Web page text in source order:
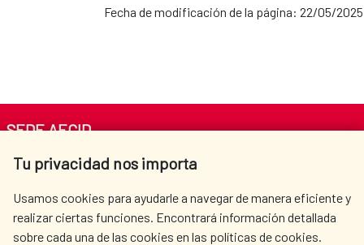
Fecha de modificación de la página: 22/05/2025
Tu privacidad nos importa
Usamos cookies para ayudarle a navegar de manera eficiente y
realizar ciertas funciones. Encontrará información detallada
sobre cada una de las cookies en las políticas de cookies.
SEDE AECID
Av. Reyes Católicos 4 - 28040 Madrid
centro.informacion@aecid.es